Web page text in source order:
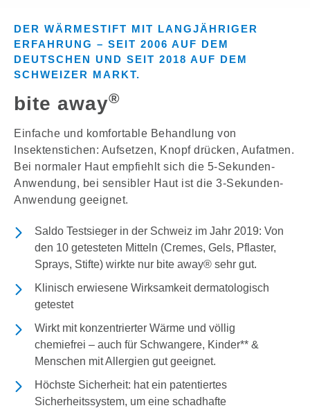
DER WÄRMESTIFT MIT LANGJÄHRIGER
ERFAHRUNG – SEIT 2006 AUF DEM
DEUTSCHEN UND SEIT 2018 AUF DEM
SCHWEIZER MARKT.
bite away®
Einfache und komfortable Behandlung von
Insektenstichen: Aufsetzen, Knopf drücken, Aufatmen.
Bei normaler Haut empfiehlt sich die 5-Sekunden-
Anwendung, bei sensibler Haut ist die 3-Sekunden-
Anwendung geeignet.
Saldo Testsieger in der Schweiz im Jahr 2019: Von
den 10 getesteten Mitteln (Cremes, Gels, Pflaster,
Sprays, Stifte) wirkte nur bite away® sehr gut.
Klinisch erwiesene Wirksamkeit dermatologisch
getestet
Wirkt mit konzentrierter Wärme und völlig
chemiefrei – auch für Schwangere, Kinder** &
Menschen mit Allergien gut geeignet.
Höchste Sicherheit: hat ein patentiertes
Sicherheitssystem, um eine schadhafte